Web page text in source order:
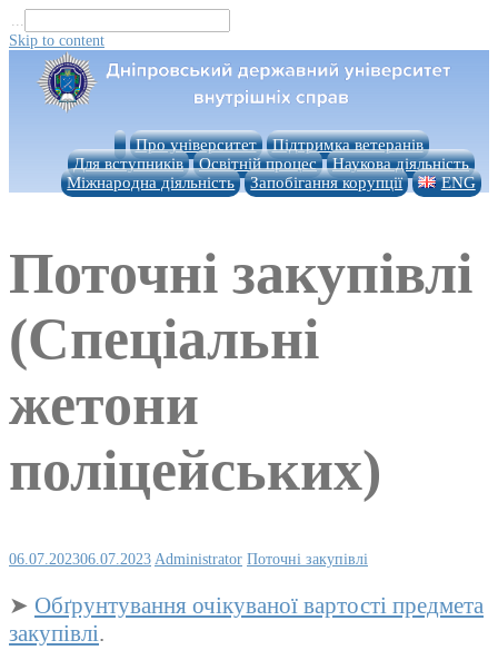
...
Skip to content
Про університет
Підтримка ветеранів
Для вступників
Освітній процес
Наукова діяльність
Міжнародна діяльність
Запобігання корупції ENG
Поточні закупівлі
(Спеціальні
жетони
поліцейських)
06.07.202306.07.2023 Administrator Поточні закупівлі
➤ Обґрунтування очікуваної вартості предмета
закупівлі.